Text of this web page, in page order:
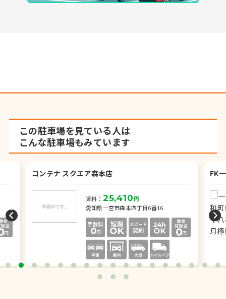
この駐車場を見ている人は
こんな駐車場もみています
コンテナ スクエア森本店
賃料： 25,410円
愛知県一宮市森本四丁目6番16
FK